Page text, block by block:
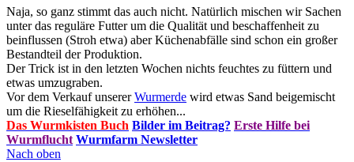
Naja, so ganz stimmt das auch nicht. Natürlich mischen wir Sachen
unter das reguläre Futter um die Qualität und beschaffenheit zu
beinflussen (Stroh etwa) aber Küchenabfälle sind schon ein großer
Bestandteil der Produktion.
Der Trick ist in den letzten Wochen nichts feuchtes zu füttern und
etwas umzugraben.
Vor dem Verkauf unsererWurmerde wird etwas Sand beigemischt
um die Rieselfähigkeit zu erhöhen...
Das Wurmkisten Buch Bilder im Beitrag? Erste Hilfe bei
Wurmflucht Wurmfarm Newsletter
Nach oben